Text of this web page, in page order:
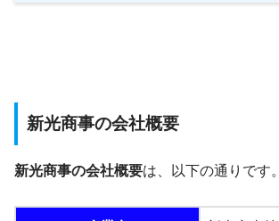
新光商事の会社概要
新光商事の会社概要は、以下の通りです。